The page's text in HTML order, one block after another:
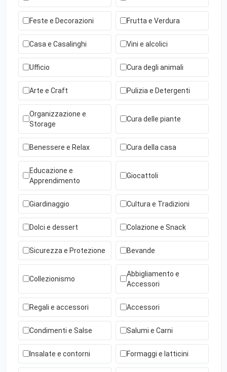
Feste e Decorazioni Frutta e Verdura
Casa e Casalinghi Vini e alcolici
Ufficio Cura degli animali
Arte e Craft Pulizia e Detergenti
Organizzazione e
Storage
Cura delle piante
Benessere e Relax Cura della casa
Educazione e
Apprendimento
Giocattoli
Giardinaggio Cultura e Tradizioni
Dolci e dessert Colazione e Snack
Sicurezza e Protezione Bevande
Collezionismo
Abbigliamento e
Accessori
Regali e accessori Accessori
Condimenti e Salse Salumi e Carni
Insalate e contorni Formaggi e latticini